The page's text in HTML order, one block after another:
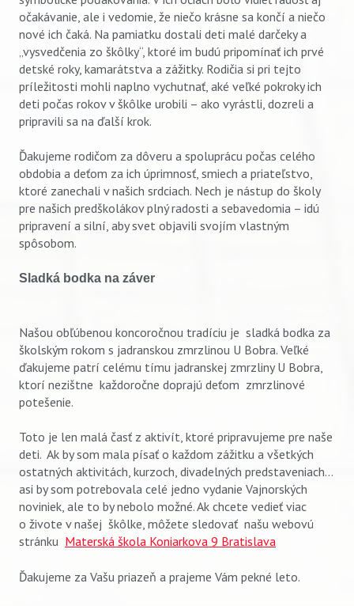
očakávanie, ale i vedomie, že niečo krásne sa končí a niečo
nové ich čaká. Na pamiatku dostali deti malé darčeky a
„vysvedčenia zo škôlky“, ktoré im budú pripomínať ich prvé
detské roky, kamarátstva a zážitky. Rodičia si pri tejto
príležitosti mohli naplno vychutnať, aké veľké pokroky ich
deti počas rokov v škôlke urobili – ako vyrástli, dozreli a
pripravili sa na ďalší krok.
Ďakujeme rodičom za dôveru a spoluprácu počas celého
obdobia a deťom za ich úprimnosť, smiech a priateľstvo,
ktoré zanechali v našich srdciach. Nech je nástup do školy
pre našich predškolákov plný radosti a sebavedomia – idú
pripravení a silní, aby svet objavili svojím vlastným
spôsobom.
Sladká bodka na záver
Našou obľúbenou koncoročnou tradíciu je sladká bodka za
školským rokom s jadranskou zmrzlinou U Bobra. Veľké
ďakujeme patrí celému tímu jadranskej zmrzliny U Bobra,
ktorí nezištne každoročne doprajú deťom zmrzlinové
potešenie.
Toto je len malá časť z aktivít, ktoré pripravujeme pre naše
deti. Ak by som mala písať o každom zážitku a všetkých
ostatných aktivitách, kurzoch, divadelných predstaveniach...
asi by som potrebovala celé jedno vydanie Vajnorských
noviniek, ale to by nebolo možné. Ak chcete vedieť viac
o živote v našej škôlke, môžete sledovať našu webovú
stránku Materská škola Koniarkova 9 Bratislava
Ďakujeme za Vašu priazeň a prajeme Vám pekné leto.